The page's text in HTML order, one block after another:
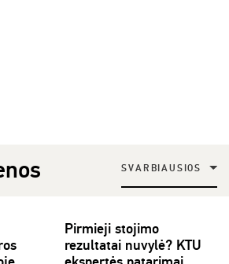
SVARBIAUSIOS
Pirmieji stojimo
rezultatai nuvylė? KTU